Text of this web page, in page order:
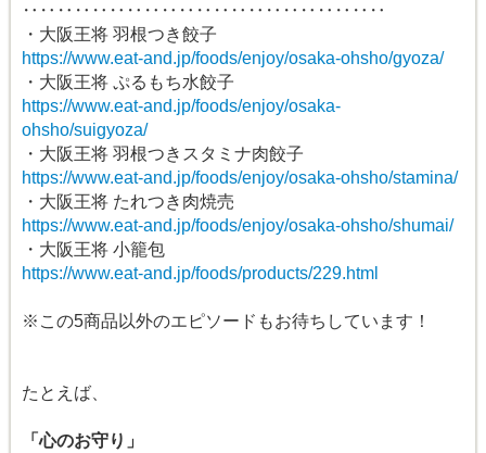
‥‥‥‥‥‥‥‥‥‥‥‥‥‥‥‥‥‥‥‥‥
・大阪王将 羽根つき餃子
https://www.eat-and.jp/foods/enjoy/osaka-ohsho/gyoza/
・大阪王将 ぷるもち水餃子
https://www.eat-and.jp/foods/enjoy/osaka-
ohsho/suigyoza/
・大阪王将 羽根つきスタミナ肉餃子
https://www.eat-and.jp/foods/enjoy/osaka-ohsho/stamina/
・大阪王将 たれつき肉焼売
https://www.eat-and.jp/foods/enjoy/osaka-ohsho/shumai/
・大阪王将 小籠包
https://www.eat-and.jp/foods/products/229.html
※この5商品以外のエピソードもお待ちしています！
たとえば、
「心のお守り」